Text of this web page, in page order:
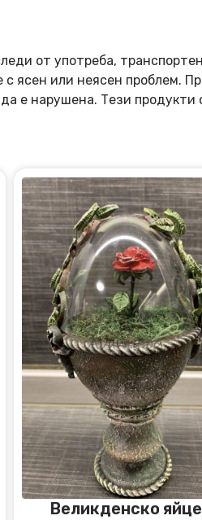
от употреба,
ясен или неясен проблем.
е нарушена. Тези продукти
Великденско яйце